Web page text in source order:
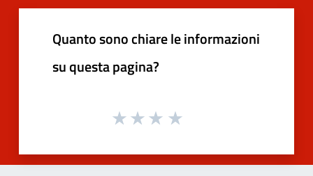
Quanto sono chiare le informazioni
su questa pagina?